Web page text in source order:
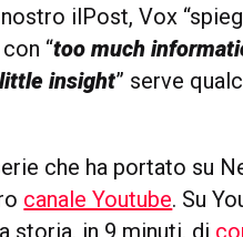
ilPost, Vox
“too much
insight” serve
che ha portato su
canale Youtube. Su
storia, in 9 minuti, di